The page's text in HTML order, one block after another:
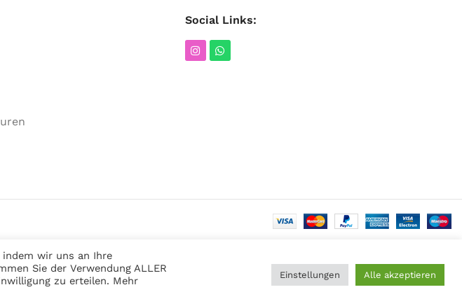
Social Links:
wir uns an Ihre
Sie der Verwendung ALLER
zu erteilen. Mehr
Einstellungen Alle akzeptieren